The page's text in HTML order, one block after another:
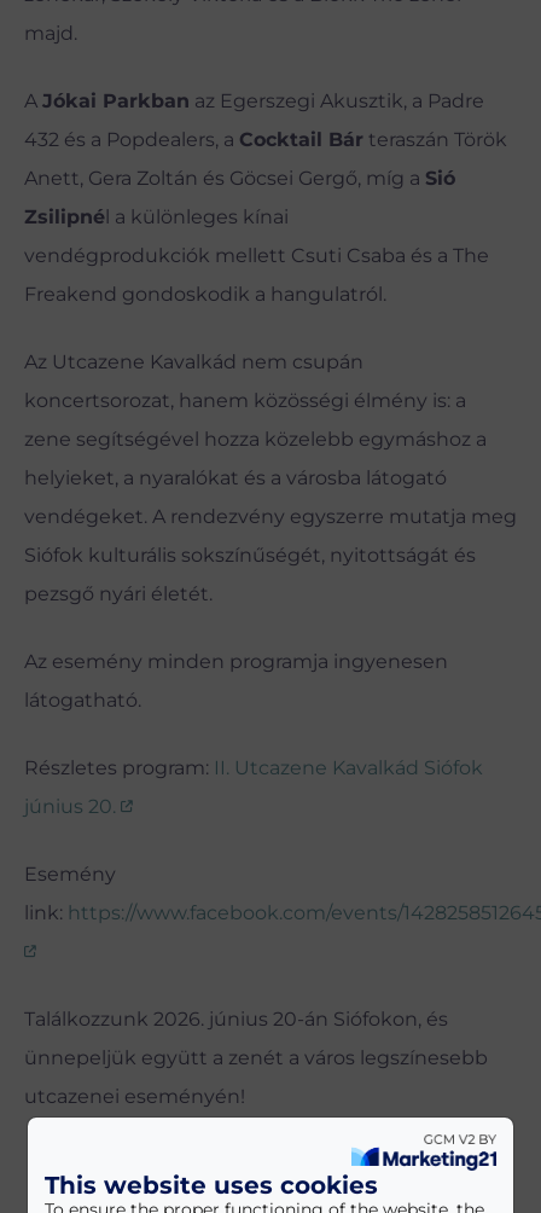
majd.
A Jókai Parkban az Egerszegi Akusztik, a Padre
432 és a Popdealers, a Cocktail Bár teraszán Török
Anett, Gera Zoltán és Göcsei Gergő, míg a Sió
Zsilipnél a különleges kínai
vendégprodukciók mellett Csuti Csaba és a The
Freakend gondoskodik a hangulatról.
Az Utcazene Kavalkád nem csupán
koncertsorozat, hanem közösségi élmény is: a
zene segítségével hozza közelebb egymáshoz a
helyieket, a nyaralókat és a városba látogató
vendégeket. A rendezvény egyszerre mutatja meg
Siófok kulturális sokszínűségét, nyitottságát és
pezsgő nyári életét.
Az esemény minden programja ingyenesen
látogatható.
Részletes program: II. Utcazene Kavalkád Siófok
június 20.
Esemény
link: https://www.facebook.com/events/
Találkozzunk 2026. június 20-án Siófokon, és
ünnepeljük együtt a zenét a város legszínesebb
utcazenei eseményén!
This website uses cookies